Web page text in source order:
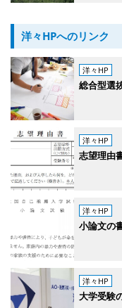
洋々HPへのリンク
洋々HP
総合型選
洋々HP
志望理由
洋々HP
小論文の
洋々HP
大学受験